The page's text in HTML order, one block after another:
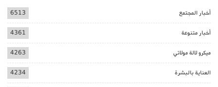
أخبار المجتمع 6513
أخبار متنوعة 4361
ميكرو لالة مولاتي 4263
العناية بالبشرة 4234